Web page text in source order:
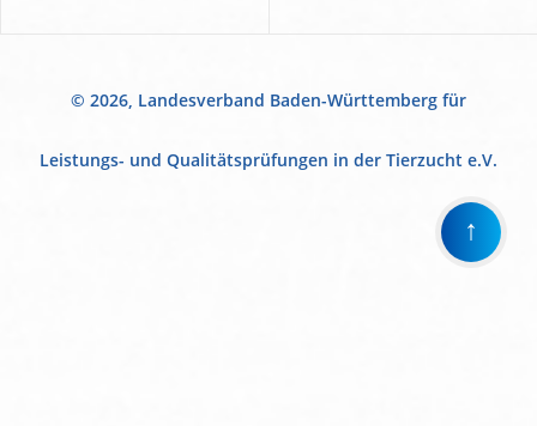
© 2026, Landesverband Baden-Württemberg für
Leistungs- und Qualitätsprüfungen in der Tierzucht e.V.
↑